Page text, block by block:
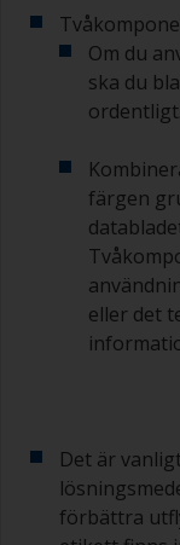
en lämplig
om dess
härdad
Andra
Om du
är den
mycket.
Undvik
eftersom
att färgen
av
Gamla
vara
även
Om du
ska du
ordentligt.
färgen
eller det
Det är
förbättra